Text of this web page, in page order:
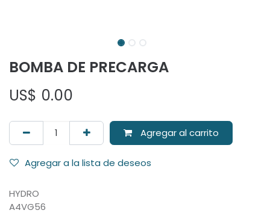
BOMBA DE PRECARGA
US$ 0.00
Agregar al carrito
Agregar a la lista de deseos
HYDRO
A4VG56